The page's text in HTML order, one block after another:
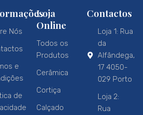
Nós
e
de
Loja
Online
Todos os
Produtos
Cerâmica
Cortiça
Calçado
Contactos
Loja 1: Rua
da
Alfândega,
17 4050-
029 Porto
Loja 2:
Rua